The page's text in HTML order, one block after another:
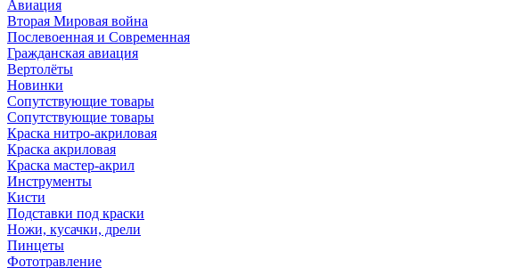
Авиация
Вторая Мировая война
Послевоенная и Современная
Гражданская авиация
Вертолёты
Новинки
Сопутствующие товары
Сопутствующие товары
Краска нитро-акриловая
Краска акриловая
Краска мастер-акрил
Инструменты
Кисти
Подставки под краски
Ножи, кусачки, дрели
Пинцеты
Фототравление